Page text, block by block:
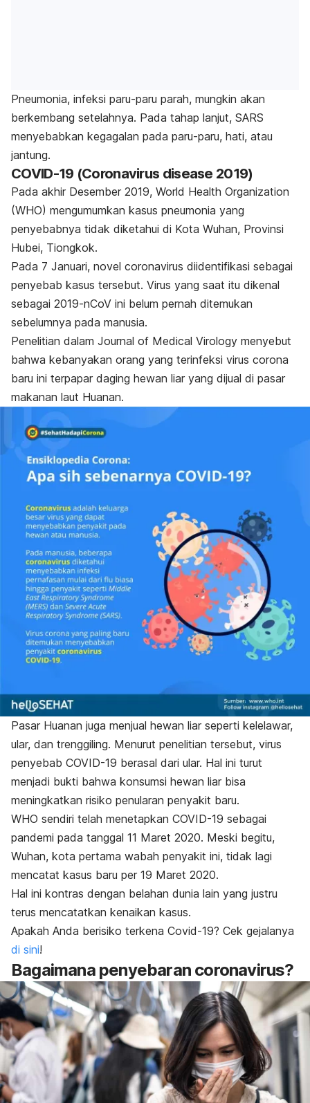
Pneumonia, infeksi paru-paru parah, mungkin akan
berkembang setelahnya. Pada tahap lanjut, SARS
menyebabkan kegagalan pada paru-paru, hati, atau
jantung.
COVID-19 (Coronavirus disease 2019)
Pada akhir Desember 2019, World Health Organization
(WHO) mengumumkan kasus pneumonia yang
penyebabnya tidak diketahui di Kota Wuhan, Provinsi
Hubei, Tiongkok.
Pada 7 Januari, novel coronavirus diidentifikasi sebagai
penyebab kasus tersebut. Virus yang saat itu dikenal
sebagai 2019-nCoV ini belum pernah ditemukan
sebelumnya pada manusia.
Penelitian dalam Journal of Medical Virology menyebut
bahwa kebanyakan orang yang terinfeksi virus corona
baru ini terpapar daging hewan liar yang dijual di pasar
makanan laut Huanan.
Pasar Huanan juga menjual hewan liar seperti kelelawar,
ular, dan trenggiling. Menurut penelitian tersebut, virus
penyebab COVID-19 berasal dari ular. Hal ini turut
menjadi bukti bahwa konsumsi hewan liar bisa
meningkatkan risiko penularan penyakit baru.
WHO sendiri telah menetapkan COVID-19 sebagai
pandemi pada tanggal 11 Maret 2020. Meski begitu,
Wuhan, kota pertama wabah penyakit ini, tidak lagi
mencatat kasus baru per 19 Maret 2020.
Hal ini kontras dengan belahan dunia lain yang justru
terus mencatatkan kenaikan kasus.
Apakah Anda berisiko terkena Covid-19? Cek gejalanya
di sini!
Bagaimana penyebaran coronavirus?